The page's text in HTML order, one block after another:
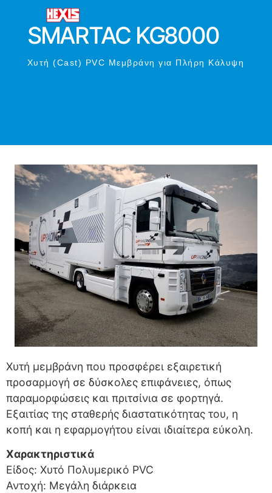
SMARTAC KG8000
Χυτή (Cast) PVC Μεμβράνη για Πλήρη Κάλυψη
Χυτή μεμβράνη που προσφέρει εξαιρετική
προσαρμογή σε δύσκολες επιφάνειες, όπως
παραμορφώσεις και πριτσίνια σε φορτηγά.
Εξαιτίας της σταθερής διαστατικότητας του, η
κοπή και η εφαρμογήτου είναι ιδιαίτερα εύκολη.
Χαρακτηριστικά
Είδος: Χυτό Πολυμερικό PVC
Αντοχή: Μεγάλη διάρκεια